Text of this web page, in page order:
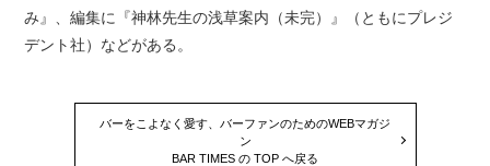
み』、編集に『神林先生の浅草案内（未完）』（ともにプレジ
デント社）などがある。
バーをこよなく愛す、バーファンのためのWEBマガジ
ン
BAR TIMES の TOP へ戻る